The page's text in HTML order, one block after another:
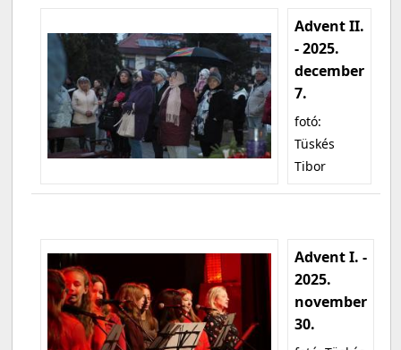
Advent II.
- 2025.
december
7.
fotó:
Tüskés
Tibor
Advent I. -
2025.
november
30.